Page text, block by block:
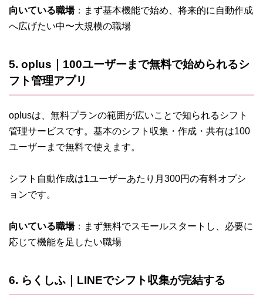
向いている職場：まず基本機能で始め、将来的に自動作成
へ広げたい中〜大規模の職場
5. oplus｜100ユーザーまで無料で始められるシ
フト管理アプリ
oplusは、無料プランの範囲が広いことで知られるシフト
管理サービスです。基本のシフト収集・作成・共有は100
ユーザーまで無料で使えます。
シフト自動作成は1ユーザーあたり月300円の有料オプシ
ョンです。
向いている職場：まず無料でスモールスタートし、必要に
応じて機能を足したい職場
6. らくしふ｜LINEでシフト収集が完結する